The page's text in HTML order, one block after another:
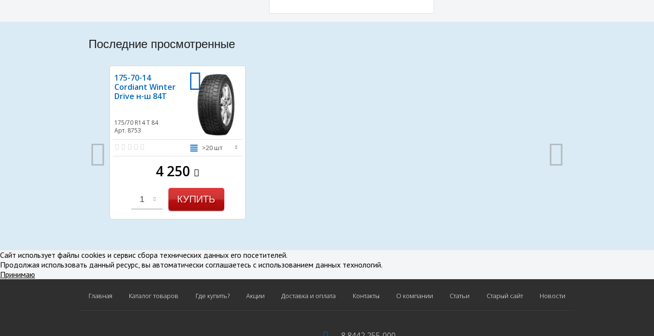
Последние просмотренные
175-70-14
Cordiant Winter
Drive н-ш 84T
175/70 R14T 84
Арт. 8753
>20 шт
4 250
1 КУПИТЬ
В избранное В сравнение
Главная Каталог товаров Где купить? Акции Доставка и оплата Контакты О компании Статьи Старый сайт Новости
Сайт использует файлы cookies и сервис сбора технических данных его посетителей.
Продолжая использовать данный ресурс, вы автоматически соглашаетесь с использованием данных технологий.
Принимаю